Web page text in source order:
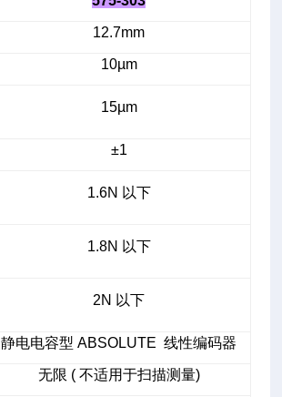
12.7mm
10µm
15µm
±1
1.6N 以下
1.8N 以下
2N 以下
静电电容型 ABSOLUTE 线性编码器
无限 ( 不适用于扫描测量)